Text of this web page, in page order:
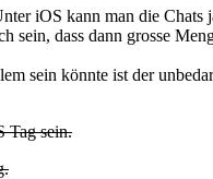
iOS kann man die
sein, dass dann grosse
sein könnte ist der
Tag sein.